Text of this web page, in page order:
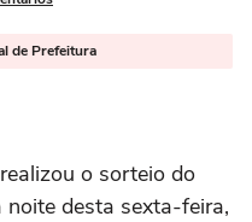
de Prefeitura
o sorteio do
noite desta sexta-feira,